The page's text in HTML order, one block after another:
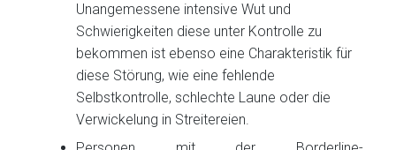
Unangemessene intensive Wut und
Schwierigkeiten diese unter Kontrolle zu
bekommen ist ebenso eine Charakteristik für
diese Störung, wie eine fehlende
Selbstkontrolle, schlechte Laune oder die
Verwickelung in Streitereien.